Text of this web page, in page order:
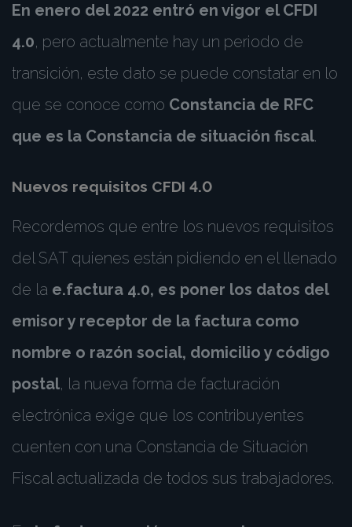
En enero del 2022 entró en vigor el CFDI
4.0, pero actualmente hay un periodo de
transición, este dato se puede constatar en lo
que se conoce como Constancia de RFC
que es la Constancia de situación fiscal.
Nuevos requisitos CFDI 4.0
Recordemos que entre los nuevos requisitos
del SAT quienes están pidiendo en el llenado
de la e.factura 4.0, es poner los datos del
emisor y receptor de la factura como
nombre o razón social, domicilio y código
postal, la nueva forma de facturación
electrónica exige que los contribuyentes
cuenten con una Constancia de Situación
Fiscal actualizada de todos sus trabajadores.